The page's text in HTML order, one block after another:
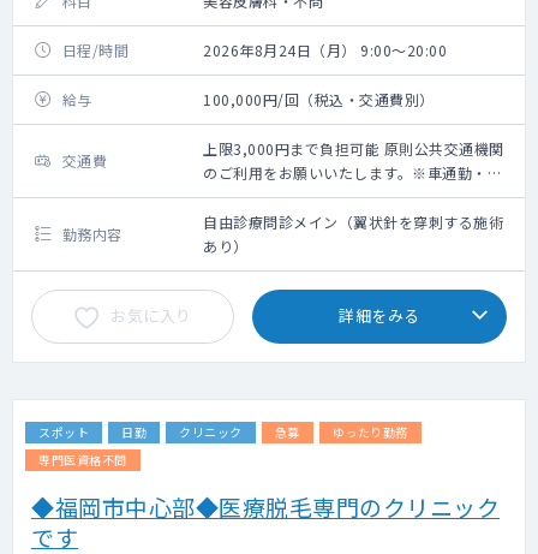
日程/時間 2026年8月24日（月） 9:00～20:00
給与 100,000円/回（税込・交通費別）
交通費
上限3,000円まで負担可能 原則公共交通機関
のご利用をお願いいたします。※車通勤・タ
クシー利用要相談
勤務内容
自由診療問診メイン（翼状針を穿刺する施術
あり）
お気に入り 詳細をみる
スポット 日勤 クリニック 急募
ゆったり勤務
専門医資格不問
◆福岡市中心部◆医療脱毛専門のクリニック
です